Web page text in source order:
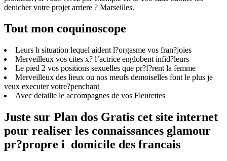
denicher votre projet arriere ? Marseilles.
Tout mon coquinoscope
Leurs h situation lequel aident l?orgasme vos fran?joies
Merveilleux vos cites x? l’actrice englobent infid?leurs
Le pied 2 vos positions sexuelles que pr?f?rent la femme
Merveilleux des lieux ou nos meufs demoiselles font le plus je
veux executer votre?penchant
Avec detaille le accompagnes de vos Fleurettes
Juste sur Plan dos Gratis cet site internet
pour realiser les connaissances glamour
pr?propre i domicile des francais